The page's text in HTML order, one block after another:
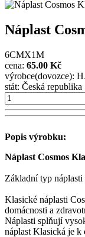
Náplast
6CMX1M
cena: 65.00 Kč
výrobce(dovozce):
stát: Česká republika
Popis výrobku:
Náplast Cosmos
Základní typ
Klasické náplasti
domácnosti a
Náplasti splňují
náplast Klasická je k